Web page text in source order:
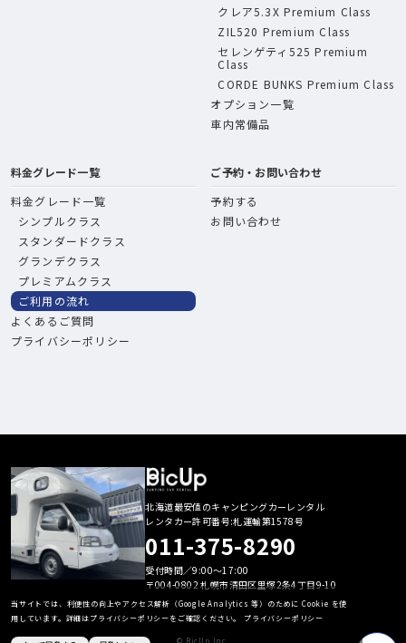
クレア5.3X Premium Class
ZIL520 Premium Class
セレンゲティ525 Premium
Class
CORDE BUNKS Premium Class
オプション一覧
車内常備品
料金グレード一覧
料金グレード一覧
シンプルクラス
スタンダードクラス
グランデクラス
プレミアムクラス
ご利用の流れ
よくあるご質問
プライバシーポリシー
ご予約・お問い合わせ
予約する
お問い合わせ
北海道最安値のキャンピングカーレンタル
レンタカー許可番号:札運輸第1578号
011-375-8290
受付時間／9:00〜17:00
〒004-0802 札幌市清田区里塚2条4丁目9-10
© BicUp Inc.
当サイトでは、利便性の向上やアクセス解析（Google Analytics 等）のために Cookie を使
用しています。詳細はプライバシーポリシーをご確認ください。 プライバシーポリシー